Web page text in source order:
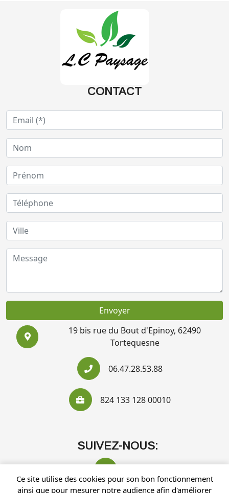
CONTACT
Envoyer
19 bis rue du Bout d'Epinoy, 62490
Tortequesne
06.47.28.53.88
824 133 128 00010
SUIVEZ-NOUS:
Ce site utilise des cookies pour son bon fonctionnement
ainsi que pour mesurer notre audience afin d'améliorer